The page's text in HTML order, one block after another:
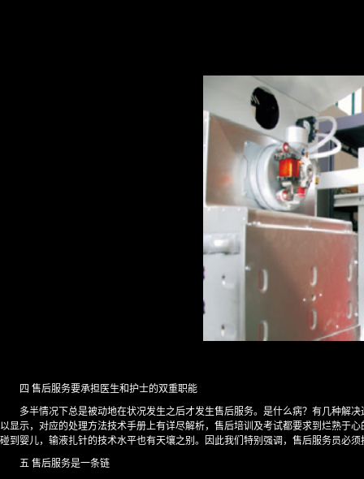
四 售后服务要承担医生和护士的双重职能
多半情况下总是被动地在状况发生之后才发生售后服务。是什么病？有几种解
以显示，对应的处理方法技术手册上有详尽解析，售后培训及考试都要求到烂熟于
碰到婴儿，输液扎针的技术水平也有天壤之别。因此我们特别强调，售后服务员必
五 售后服务是一条链